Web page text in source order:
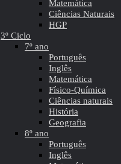
Matemática
Ciências Naturais
HGP
3º Ciclo
7º ano
Português
Inglês
Matemática
Físico-Química
Ciências naturais
História
Geografia
8º ano
Português
Inglês